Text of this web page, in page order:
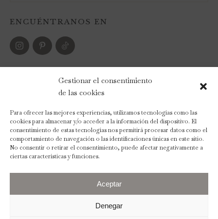
Gestionar el consentimiento
de las cookies
Para ofrecer las mejores experiencias, utilizamos tecnologías como las
cookies para almacenar y/o acceder a la información del dispositivo. El
consentimiento de estas tecnologías nos permitirá procesar datos como el
comportamiento de navegación o las identificaciones únicas en este sitio.
No consentir o retirar el consentimiento, puede afectar negativamente a
ciertas características y funciones.
Aceptar
Denegar
ENCUÉNTRANOS EN